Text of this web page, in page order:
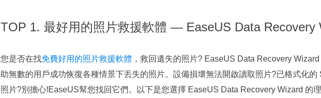
TOP 1. 最好用的照片救援軟體 — EaseUS Data Recovery
您是否在找免費好用的照片救援軟體 ，救回遺失的照片? EaseUS Data Recovery
助無數的用戶成功恢復各種情景下丟失的照片。設備損壞無法開啟讀取照片?已格式化
照片?別擔心!EaseUS幫您找回它們。以下是您選擇 EaseUS Data Recovery Wizard 的